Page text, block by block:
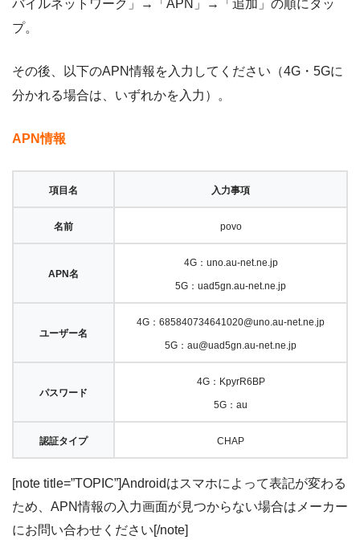
バイルネットワーク」→「APN」→「追加」の順にタッ
プ。
その後、以下のAPN情報を入力してください（4G・5Gに
分かれる場合は、いずれかを入力）。
APN情報
項目名 入力事項
名前 povo
APN名
4G：uno.au-net.ne.jp
5G：uad5gn.au-net.ne.jp
ユーザー名
4G：685840734641020@uno.au-net.ne.jp
5G：au@uad5gn.au-net.ne.jp
パスワード
4G：KpyrR6BP
5G：au
認証タイプ CHAP
[note title=”TOPIC”]Androidはスマホによって表記が変わる
ため、APN情報の入力画面が見つからない場合はメーカー
にお問い合わせください[/note]